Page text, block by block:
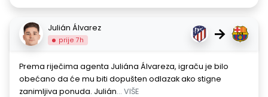
Julián Álvarez
prije 7h →
Prema riječima agenta Juliána Álvareza, igraču je bilo
obećano da će mu biti dopušten odlazak ako stigne
zanimljiva ponuda. Julián... VIŠE